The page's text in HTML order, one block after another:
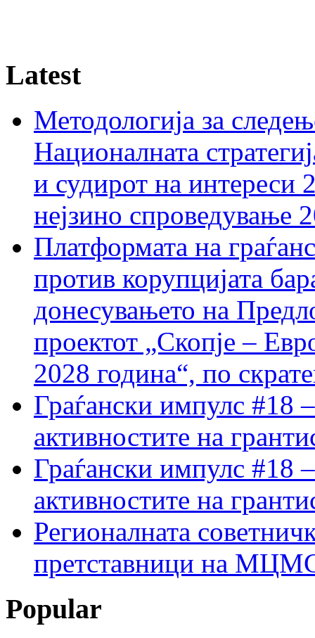
Latest
Методологија за
Националната
и судирот на интереси
нејзино спроведување
Платформата на
против корупцијата
донесувањето на
проектот „Скопје –
2028 година“, по
Граѓански импулс #18
активностите на
Граѓански импулс #18
активностите на
Регионалната
претставници на МЦМС
Popular